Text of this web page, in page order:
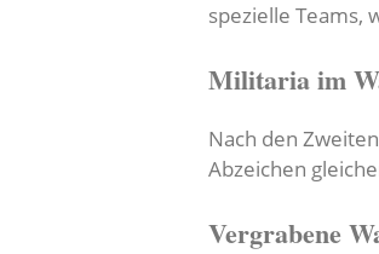
spezielle Teams,
Militaria im
Nach den
Abzeichen
Vergrabene